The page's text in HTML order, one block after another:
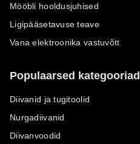
Mööbli hooldusjuhised
Ligipääsetavuse teave
Vana elektroonika vastuvõtt
Populaarsed kategooriad
Diivanid ja tugitoolid
Nurgadiivanid
Diivanvoodid